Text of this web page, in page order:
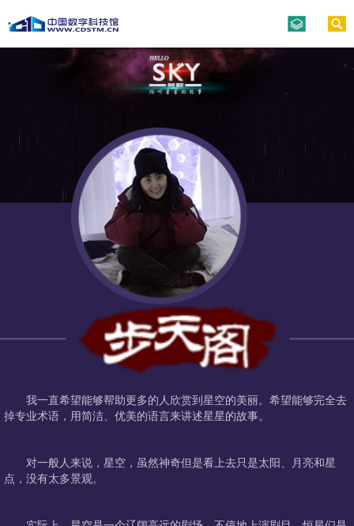
我一直希望能够帮助更多的人欣赏到星空的美丽。希望能够完全去
掉专业术语，用简洁、优美的语言来讲述星星的故事。
对一般人来说，星空，虽然神奇但是看上去只是太阳、月亮和星
点，没有太多景观。